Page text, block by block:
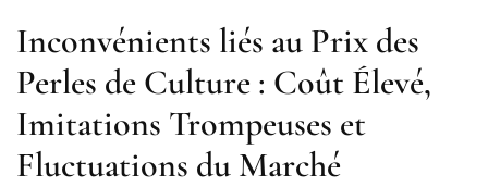
Inconvénients liés au Prix des
Perles de Culture : Coût Élevé,
Imitations Trompeuses et
Fluctuations du Marché